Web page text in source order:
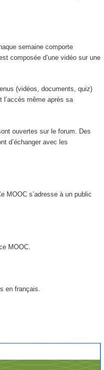
semaine comporte
composée d’une vidéo sur une
(vidéos, documents, quiz)
même après sa
ouvertes sur le forum. Des
d’échanger avec les
MOOCs’adresse à un public
MOOC.
en français.